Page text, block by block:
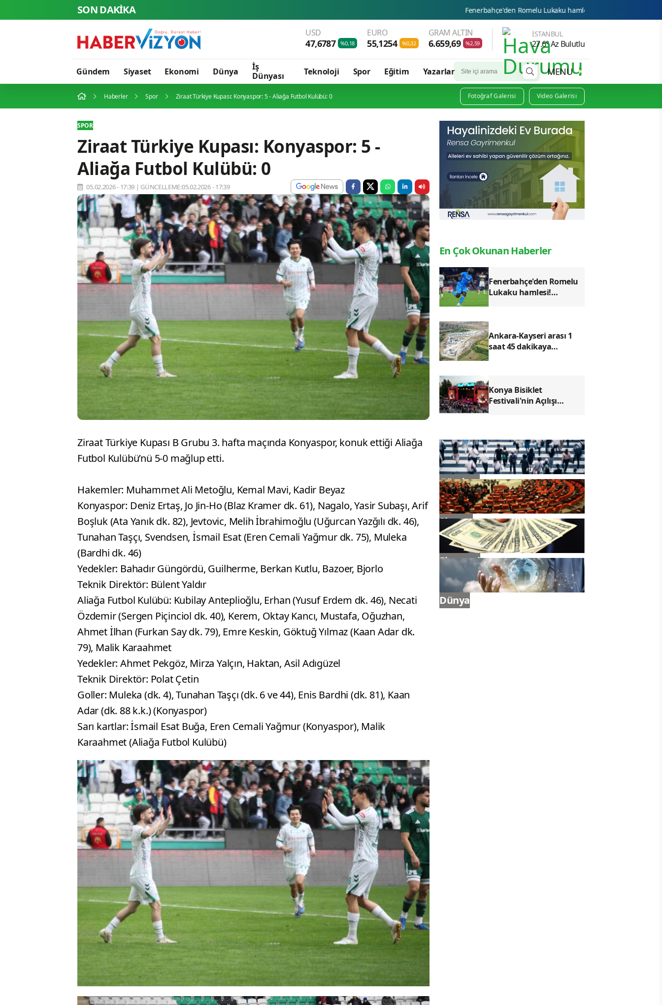
SON DAKİKA Fenerbahçe'den Romelu Lukaku hamlesi! Transferde prensip anlaşması iddiası
USD
47,6787 %0,18
EURO
55,1254 %0,32
GRAM ALTIN
6.659,69 %2,59
İSTANBUL
27.6° Az Bulutlu
Gündem Siyaset Ekonomi Dünya
İş
Dünyası
Teknoloji Spor Eğitim Yazarlar MENU
Haberler Spor Ziraat Türkiye Kupası: Konyaspor: 5 - Aliağa Futbol Kulübü: 0 Fotoğraf Galerisi Video Galerisi
SPOR
Ziraat Türkiye Kupası: Konyaspor: 5 -
Aliağa Futbol Kulübü: 0
05.02.2026 - 17:39 | GÜNCELLEME:05.02.2026 - 17:39
Ziraat Türkiye Kupası B Grubu 3. hafta maçında Konyaspor, konuk ettiği Aliağa
Futbol Kulübü’nü 5-0 mağlup etti.
Hakemler: Muhammet Ali Metoğlu, Kemal Mavi, Kadir Beyaz
Konyaspor: Deniz Ertaş, Jo Jin-Ho (Blaz Kramer dk. 61), Nagalo, Yasir Subaşı, Arif
Boşluk (Ata Yanık dk. 82), Jevtovic, Melih İbrahimoğlu (Uğurcan Yazğılı dk. 46),
Tunahan Taşçı, Svendsen, İsmail Esat (Eren Cemali Yağmur dk. 75), Muleka
(Bardhi dk. 46)
Yedekler: Bahadır Güngördü, Guilherme, Berkan Kutlu, Bazoer, Bjorlo
Teknik Direktör: Bülent Yaldır
Aliağa Futbol Kulübü: Kubilay Anteplioğlu, Erhan (Yusuf Erdem dk. 46), Necati
Özdemir (Sergen Piçinciol dk. 40), Kerem, Oktay Kancı, Mustafa, Oğuzhan,
Ahmet İlhan (Furkan Say dk. 79), Emre Keskin, Göktuğ Yılmaz (Kaan Adar dk.
79), Malik Karaahmet
Yedekler: Ahmet Pekgöz, Mirza Yalçın, Haktan, Asil Adıgüzel
Teknik Direktör: Polat Çetin
Goller: Muleka (dk. 4), Tunahan Taşçı (dk. 6 ve 44), Enis Bardhi (dk. 81), Kaan
Adar (dk. 88 k.k.) (Konyaspor)
Sarı kartlar: İsmail Esat Buğa, Eren Cemali Yağmur (Konyaspor), Malik
Karaahmet (Aliağa Futbol Kulübü)
En Çok Okunan Haberler
Fenerbahçe'den Romelu
Lukaku hamlesi!
Ankara-Kayseri arası 1
saat 45 dakikaya
Konya Bisiklet
Festivali'nin Açılışı
Gündem
Siyaset
Ekonomi
Dünya